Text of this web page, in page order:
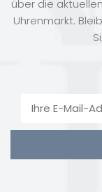
über die
Uhrenmarkt.